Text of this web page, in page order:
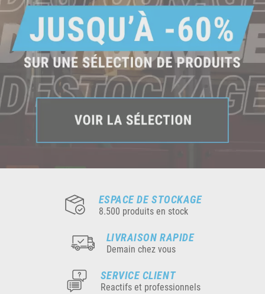
ESPACE DE STOCKAGE
8.500 produits en stock
LIVRAISON RAPIDE
Demain chez vous
SERVICE CLIENT
Reactifs et professionnels